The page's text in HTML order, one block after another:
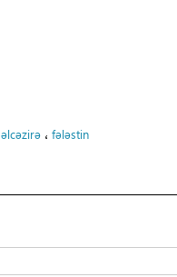
əlcəzirə ، fələstin